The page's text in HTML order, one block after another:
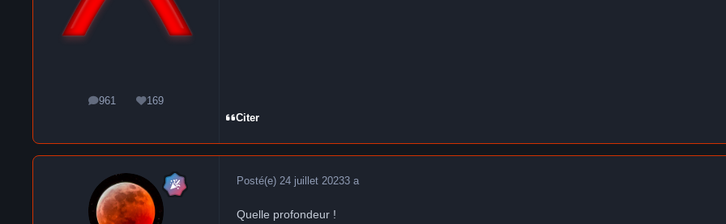
961
messages169
Réputation
Citer
Posté(e) 24 juillet 20233 a
Quelle profondeur !